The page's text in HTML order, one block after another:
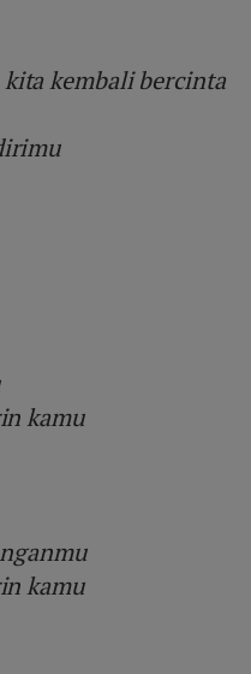
kembali bercinta
kamu
kamu